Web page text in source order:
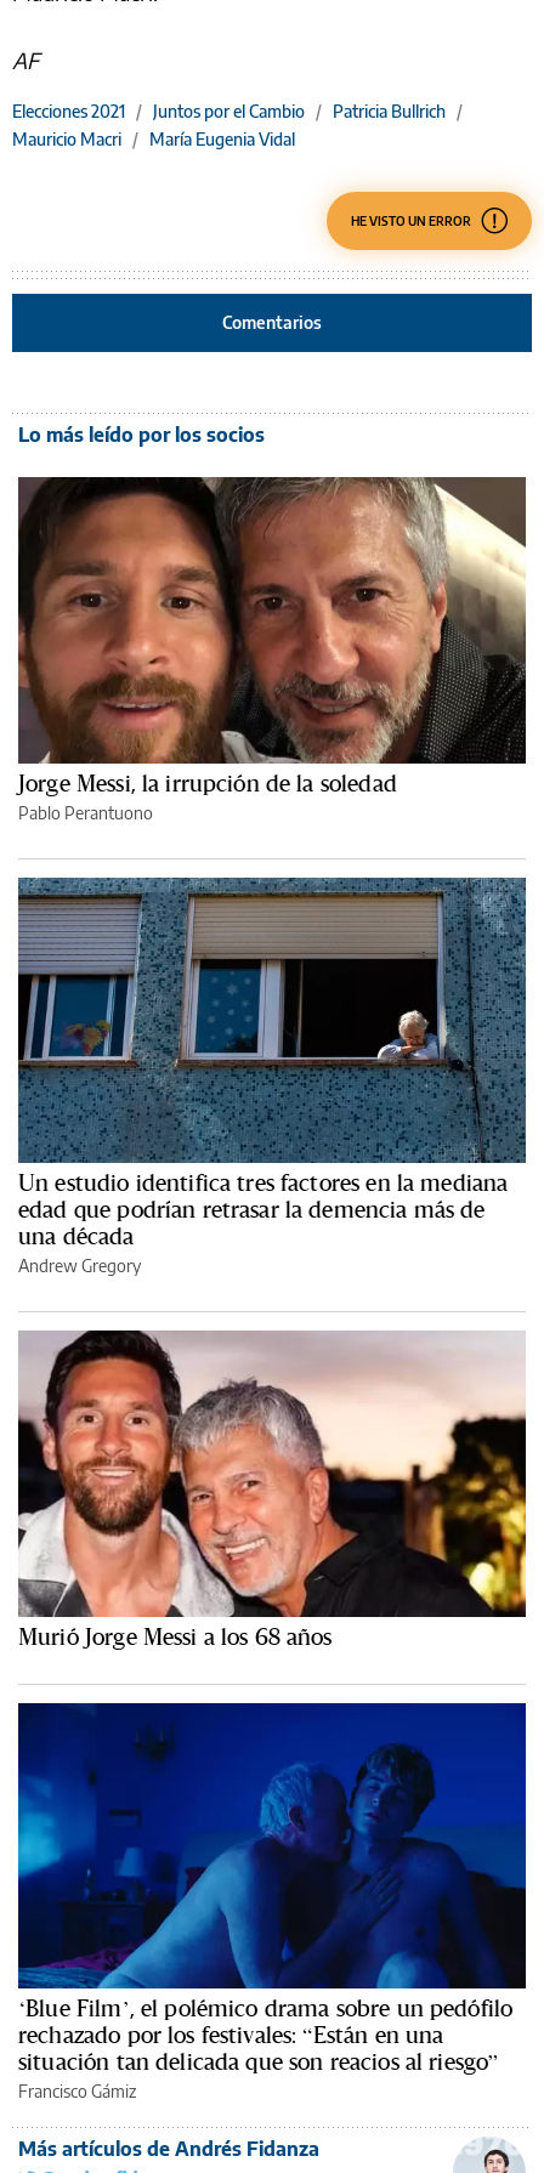
AF
Elecciones 2021 / Juntos por el Cambio / Patricia Bullrich /
Mauricio Macri / María Eugenia Vidal
HE VISTO UN ERROR
Comentarios
Lo más leído por los socios
Jorge Messi, la irrupción de la soledad
Pablo Perantuono
Un estudio identifica tres factores en la mediana
edad que podrían retrasar la demencia más de
una década
Andrew Gregory
Murió Jorge Messi a los 68 años
‘Blue Film’, el polémico drama sobre un pedófilo
rechazado por los festivales: “Están en una
situación tan delicada que son reacios al riesgo”
Francisco Gámiz
Más artículos de Andrés Fidanza